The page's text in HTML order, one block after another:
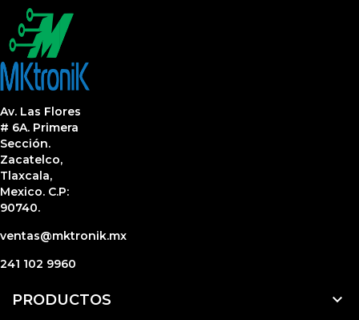
Av. Las Flores
# 6A. Primera
Sección.
Zacatelco,
Tlaxcala,
Mexico. C.P:
90740.
ventas@mktronik.mx
241 102 9960
PRODUCTOS 